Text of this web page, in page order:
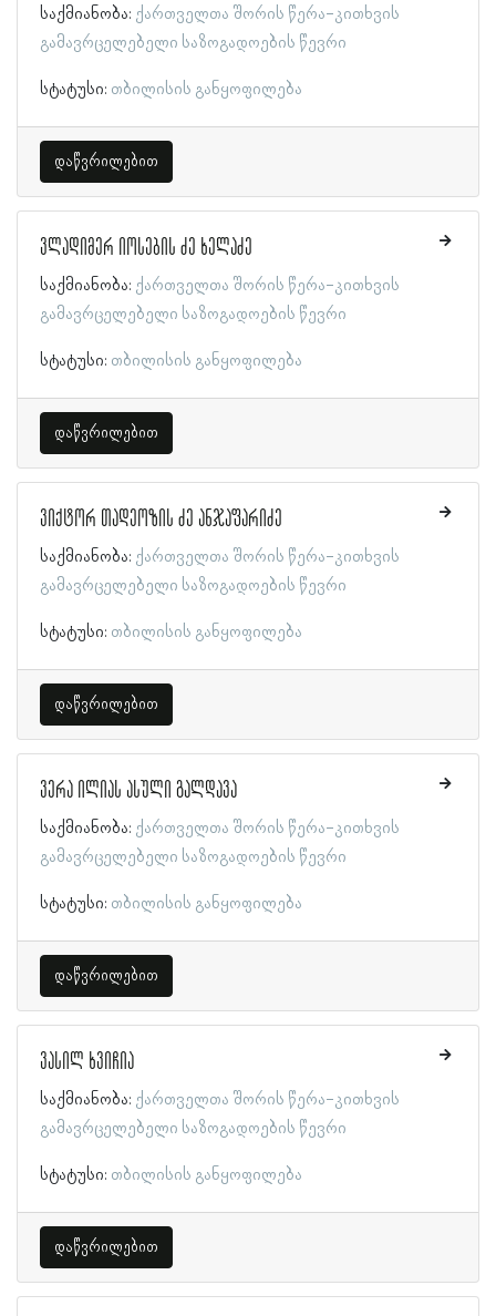
საქმიანობა: ქართველთა შორის წერა-კითხვის
გამავრცელებელი საზოგადოების წევრი
სტატუსი: თბილისის განყოფილება
დაწვრილებით
ვლადიმერ იოსების ძე ხელაძე
საქმიანობა: ქართველთა შორის წერა-კითხვის
გამავრცელებელი საზოგადოების წევრი
სტატუსი: თბილისის განყოფილება
დაწვრილებით
ვიქტორ თადეოზის ძე ანჯაფარიძე
საქმიანობა: ქართველთა შორის წერა-კითხვის
გამავრცელებელი საზოგადოების წევრი
სტატუსი: თბილისის განყოფილება
დაწვრილებით
ვერა ილიას ასული გალდავა
საქმიანობა: ქართველთა შორის წერა-კითხვის
გამავრცელებელი საზოგადოების წევრი
სტატუსი: თბილისის განყოფილება
დაწვრილებით
ვასილ ხვიჩია
საქმიანობა: ქართველთა შორის წერა-კითხვის
გამავრცელებელი საზოგადოების წევრი
სტატუსი: თბილისის განყოფილება
დაწვრილებით